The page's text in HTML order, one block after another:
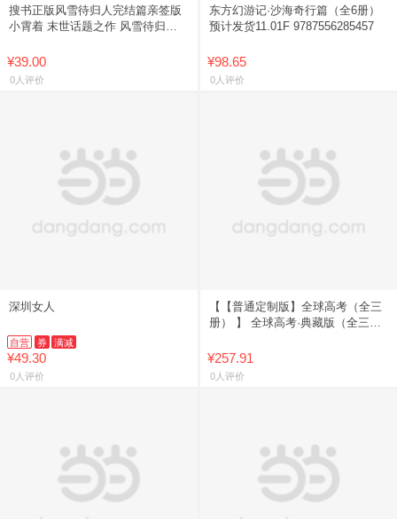
搜书正版风雪待归人完结篇亲签版
小霄着 末世话题之作 风雪待归人
¥39.00
0人评价
东方幻游记·沙海奇行篇（全6册）
预计发货11.01F 9787556285457
¥98.65
0人评价
深圳女人
自营 券 满减
¥49.30
0人评价
【【普通定制版】全球高考（全三
册） 】 全球高考·典藏版（全三
¥257.91
0人评价